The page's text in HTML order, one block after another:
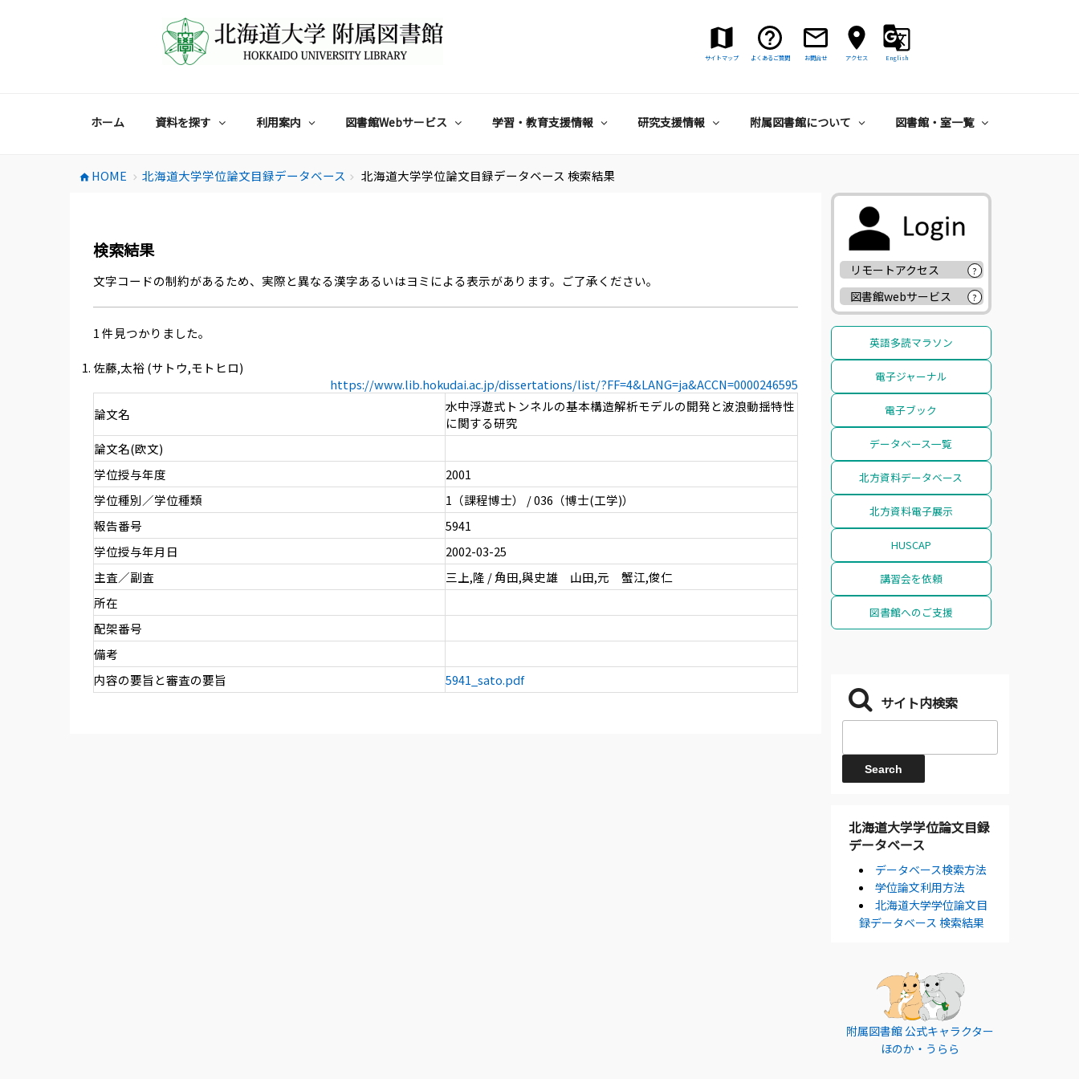
サイトマップ よくあるご質問 お問合せ アクセス English
ホーム 資料を探す 利用案内 図書館Webサービス 学習・教育支援情報 研究支援情報 附属図書館について 図書館・室一覧
home HOME chevron_right 北海道大学学位論文目録データベース chevron_right 北海道大学学位論文目録データベース 検索結果
検索結果
文字コードの制約があるため、実際と異なる漢字あるいはヨミによる表示があります。ご了承ください。
1 件見つかりました。
佐藤,太裕 (サトウ,モトヒロ)
https://www.lib.hokudai.ac.jp/dissertations/list/?FF=4&LANG=ja&ACCN=0000246595
論文名
水中浮遊式トンネルの基本構造解析モデルの開発と波浪動揺特性
に関する研究
論文名(欧文)
学位授与年度
2001
学位種別／学位種類
1（課程博士） / 036（博士(工学)）
報告番号
5941
学位授与年月日
2002-03-25
主査／副査
三上,隆 / 角田,與史雄 山田,元 蟹江,俊仁
所在
配架番号
備考
内容の要旨と審査の要旨
5941_sato.pdf
リモートアクセス ?
図書館webサービス ?
英語多読マラソン
電子ジャーナル
電子ブック
データベース一覧
北方資料データベース
北方資料電子展示
HUSCAP
講習会を依頼
図書館へのご支援
サイト内検索
北海道大学学位論文目録
データベース
データベース検索方法
学位論文利用方法
北海道大学学位論文目
録データベース 検索結果
附属図書館 公式キャラクター
ほのか・うらら